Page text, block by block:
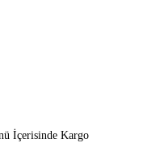
İçerisinde Kargo